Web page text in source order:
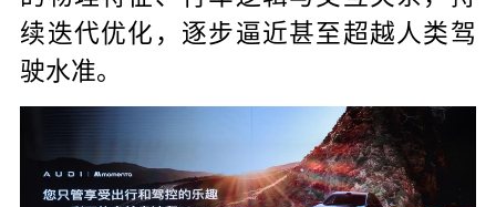
续迭代优化，逐步逼近甚至超越人类驾
驶水准。